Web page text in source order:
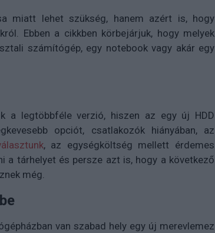
miatt lehet szükség, hanem azért is, hogy
Ebben a cikkben körbejárjuk, hogy melyek
számítógép, egy notebook vagy akár egy
a legtöbbféle verzió, hiszen az egy új HDD
opciót, csatlakozók hiányában, az
, az egységköltség mellett érdemes
a tárhelyet és persze azt is, hogy a következő
még.
van szabad hely egy új merevlemez